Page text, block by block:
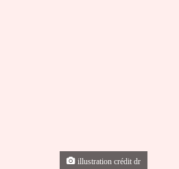
illustration crédit dr